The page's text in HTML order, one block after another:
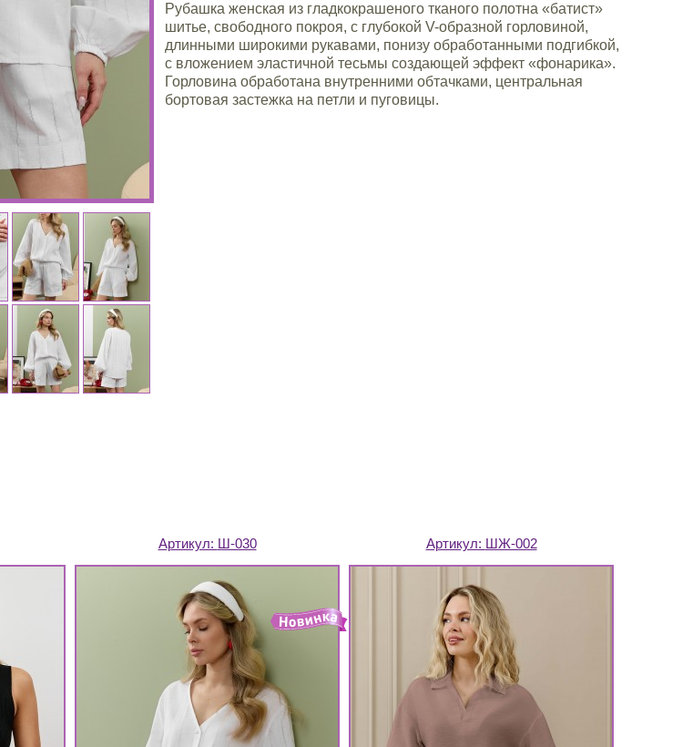
Рубашка женская из гладкокрашеного тканого полотна «батист»
шитье, свободного покроя, с глубокой V-образной горловиной,
длинными широкими рукавами, понизу обработанными подгибкой,
с вложением эластичной тесьмы создающей эффект «фонарика».
Горловина обработана внутренними обтачками, центральная
бортовая застежка на петли и пуговицы.
Артикул: Ш-030 Артикул: ШЖ-002